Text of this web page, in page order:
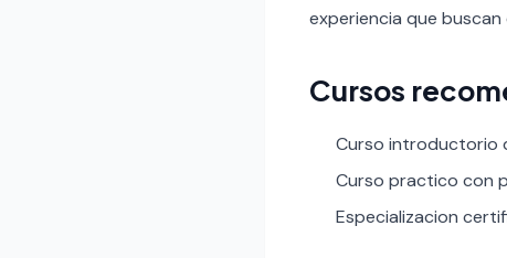
experiencia que buscan
Cursos
Curso introductorio
Curso practico con
Especializacion